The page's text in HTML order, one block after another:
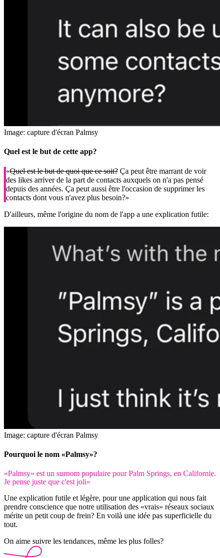
Image: capture d'écran Palmsy
Quel est le but de cette app?
«Quel est le but de quoi que ce soit? Ça peut être marrant de voir
des likes arriver de la part de contacts auxquels on n'a pas pensé
depuis des années. Ça peut aussi être l'occasion de supprimer les
contacts dont vous n'avez plus besoin?»
D'ailleurs, même l'origine du nom de l'app a une explication futile:
Image: capture d'écran Palmsy
Pourquoi le nom «Palmsy»?
«Palmsy» est un surnom populaire pour Palm Springs, en Californie.
Je pense juste que c'est joli»
Une explication futile et légère, pour une application qui nous fait
prendre conscience que notre utilisation des «vrais» réseaux sociaux
mérite un petit coup de frein? En voilà une idée pas superficielle du
tout.
On aime suivre les tendances, même les plus folles?